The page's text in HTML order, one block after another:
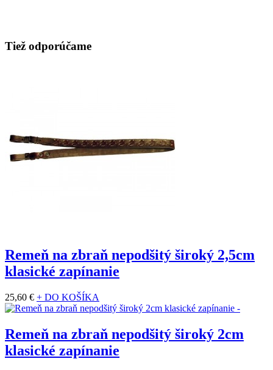
Tiež odporúčame
Remeň na zbraň nepodšitý široký 2,5cm
klasické zapínanie
25,60 € + DO KOŠÍKA
Remeň na zbraň nepodšitý široký 2cm
klasické zapínanie